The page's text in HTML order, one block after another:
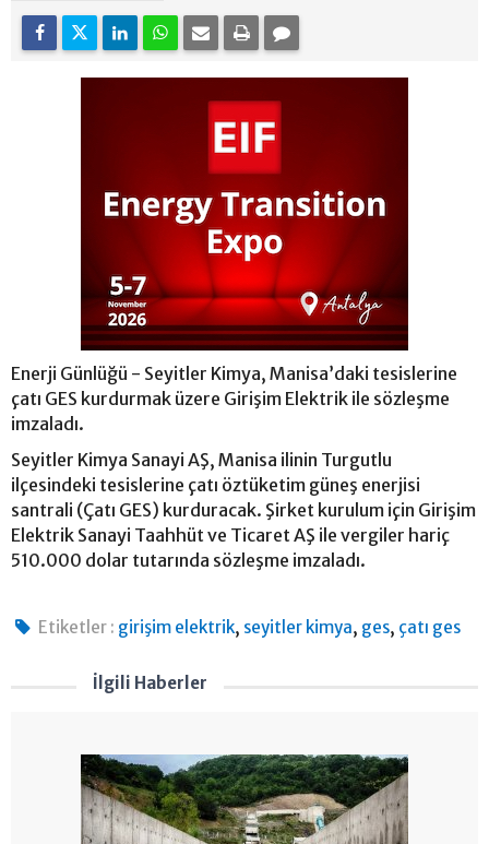
Enerji Günlüğü - Seyitler Kimya, Manisa’daki tesislerine
çatı GES kurdurmak üzere Girişim Elektrik ile sözleşme
imzaladı.
Seyitler Kimya Sanayi AŞ, Manisa ilinin Turgutlu
ilçesindeki tesislerine çatı öztüketim güneş enerjisi
santrali (Çatı GES) kurduracak. Şirket kurulum için Girişim
Elektrik Sanayi Taahhüt ve Ticaret AŞ ile vergiler hariç
510.000 dolar tutarında sözleşme imzaladı.
Etiketler : girişim elektrik, seyitler kimya, ges, çatı ges
İlgili Haberler